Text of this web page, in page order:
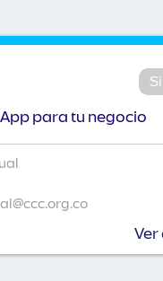
para tu negocio
Ver